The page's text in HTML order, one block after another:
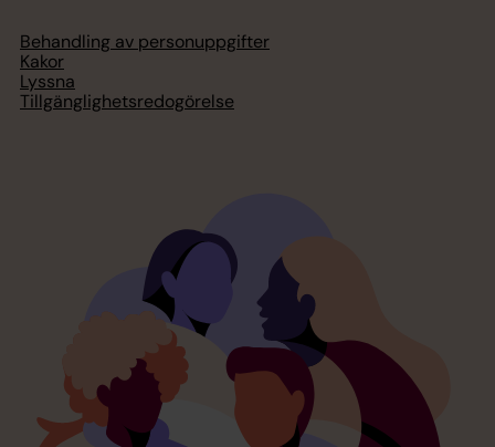
Behandling av personuppgifter
Kakor
Lyssna
Tillgänglighetsredogörelse